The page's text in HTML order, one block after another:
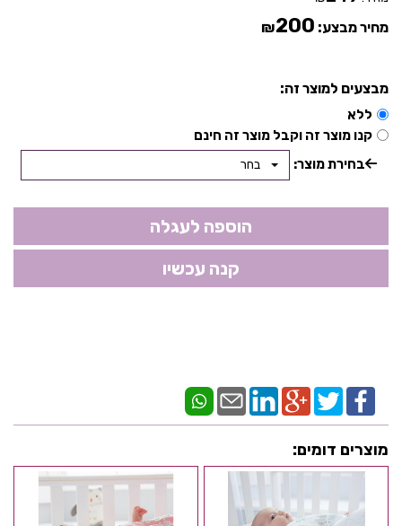
מחיר מבצע: ₪200
מבצעים למוצר זה:
ללא
קנו מוצר זה וקבל מוצר זה חינם
בחירת מוצר:
בחר
מוצרים דומים: